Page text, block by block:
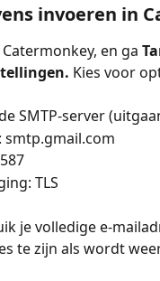
invoeren in
en ga
Kies voor
SMTP-server
smtp.gmail.com
TLS
je volledige e-
te zijn als wordt